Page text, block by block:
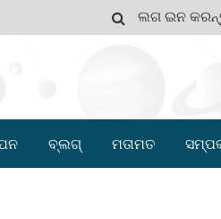
ଲଗ ଇନ
ବ୍ଲଗ୍ ମତାମତ